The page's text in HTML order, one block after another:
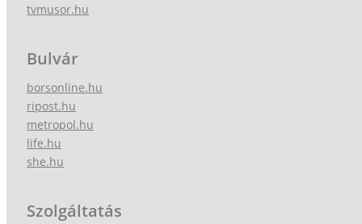
tvmusor.hu
Bulvár
borsonline.hu
ripost.hu
metropol.hu
life.hu
she.hu
Szolgáltatás